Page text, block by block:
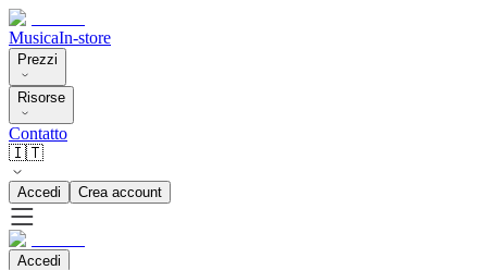
MusicaIn-store
Prezzi
Risorse
Contatto
🇮🇹
Accedi Crea account
Accedi